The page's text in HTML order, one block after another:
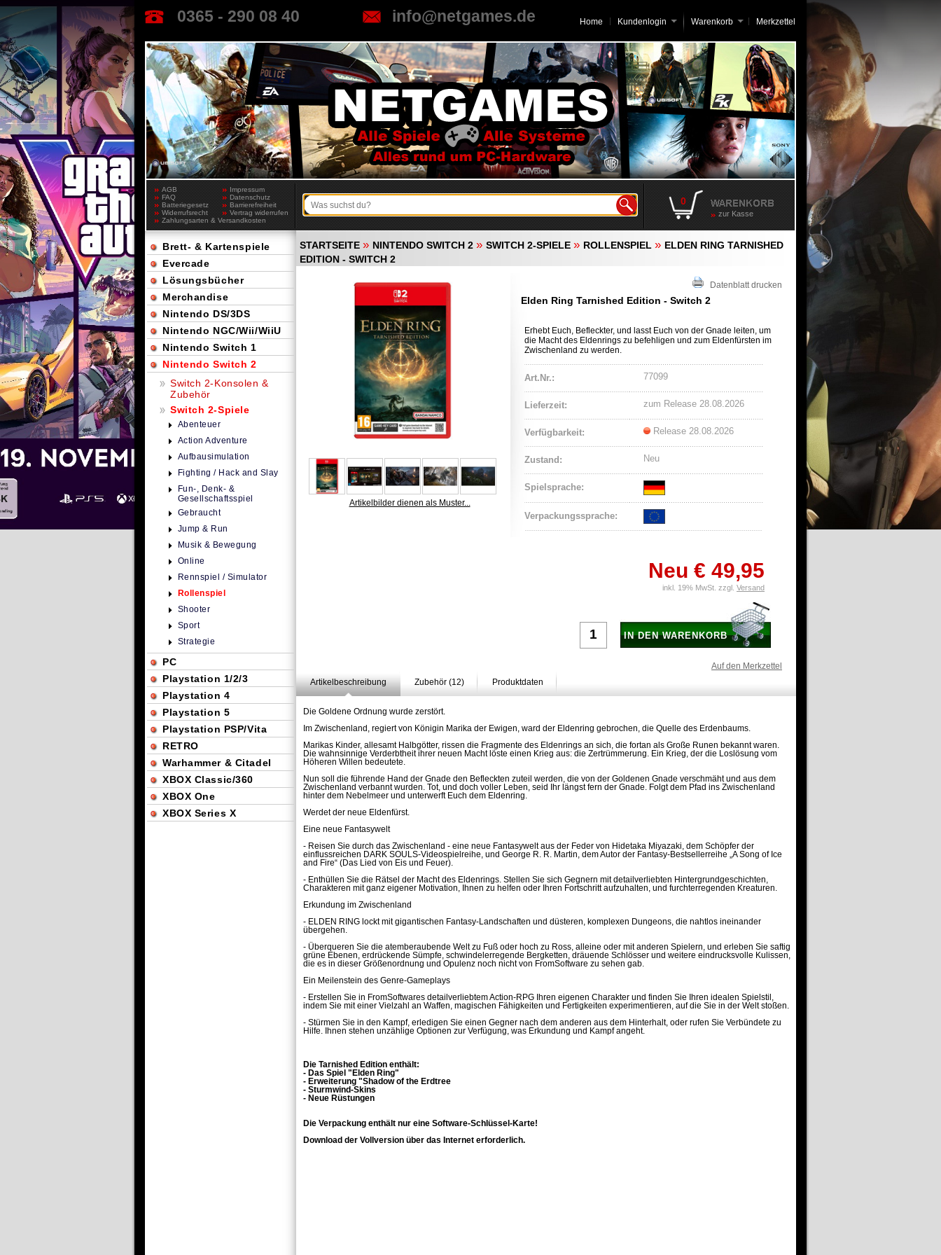
0365 - 290 08 40 info@netgames.de Home Kundenlogin Merkzettel
Warenkorb
AGB
Impressum
FAQ
Datenschutz
Batteriegesetz
Barrierefreiheit
Widerrufsrecht
Vertrag widerrufen
Zahlungsarten & Versandkosten
0
zur Kasse
STARTSEITE » NINTENDO SWITCH 2 » SWITCH 2-SPIELE » ROLLENSPIEL » ELDEN RING TARNISHED
EDITION - SWITCH 2
Artikelbilder dienen als Muster...
Datenblatt drucken
Elden Ring Tarnished Edition - Switch 2
Erhebt Euch, Befleckter, und lasst Euch von der Gnade leiten, um
die Macht des Eldenrings zu befehligen und zum Eldenfürsten im
Zwischenland zu werden.
Art.Nr.: 77099
Lieferzeit: zum Release 28.08.2026
Verfügbarkeit: Release 28.08.2026
Zustand: Neu
Spielsprache:
Verpackungssprache:
Neu € 49,95
inkl. 19% MwSt. zzgl. Versand
IN DEN WARENKORB
Auf den Merkzettel
Artikelbeschreibung
Zubehör (12) Produktdaten
Die Goldene Ordnung wurde zerstört.
Im Zwischenland, regiert von Königin Marika der Ewigen, ward der Eldenring gebrochen, die Quelle des Erdenbaums.
Marikas Kinder, allesamt Halbgötter, rissen die Fragmente des Eldenrings an sich, die fortan als Große Runen bekannt waren.
Die wahnsinnige Verderbtheit ihrer neuen Macht löste einen Krieg aus: die Zertrümmerung. Ein Krieg, der die Loslösung vom
Höheren Willen bedeutete.
Nun soll die führende Hand der Gnade den Befleckten zuteil werden, die von der Goldenen Gnade verschmäht und aus dem
Zwischenland verbannt wurden. Tot, und doch voller Leben, seid Ihr längst fern der Gnade. Folgt dem Pfad ins Zwischenland
hinter dem Nebelmeer und unterwerft Euch dem Eldenring.
Werdet der neue Eldenfürst.
Eine neue Fantasywelt
- Reisen Sie durch das Zwischenland - eine neue Fantasywelt aus der Feder von Hidetaka Miyazaki, dem Schöpfer der
einflussreichen DARK SOULS-Videospielreihe, und George R. R. Martin, dem Autor der Fantasy-Bestsellerreihe „A Song of Ice
and Fire“ (Das Lied von Eis und Feuer).
- Enthüllen Sie die Rätsel der Macht des Eldenrings. Stellen Sie sich Gegnern mit detailverliebten Hintergrundgeschichten,
Charakteren mit ganz eigener Motivation, Ihnen zu helfen oder Ihren Fortschritt aufzuhalten, und furchterregenden Kreaturen.
Erkundung im Zwischenland
- ELDEN RING lockt mit gigantischen Fantasy-Landschaften und düsteren, komplexen Dungeons, die nahtlos ineinander
übergehen.
- Überqueren Sie die atemberaubende Welt zu Fuß oder hoch zu Ross, alleine oder mit anderen Spielern, und erleben Sie saftig
grüne Ebenen, erdrückende Sümpfe, schwindelerregende Bergketten, dräuende Schlösser und weitere eindrucksvolle Kulissen,
die es in dieser Größenordnung und Opulenz noch nicht von FromSoftware zu sehen gab.
Ein Meilenstein des Genre-Gameplays
- Erstellen Sie in FromSoftwares detailverliebtem Action-RPG Ihren eigenen Charakter und finden Sie Ihren idealen Spielstil,
indem Sie mit einer Vielzahl an Waffen, magischen Fähigkeiten und Fertigkeiten experimentieren, auf die Sie in der Welt stoßen.
- Stürmen Sie in den Kampf, erledigen Sie einen Gegner nach dem anderen aus dem Hinterhalt, oder rufen Sie Verbündete zu
Hilfe. Ihnen stehen unzählige Optionen zur Verfügung, was Erkundung und Kampf angeht.
Die Tarnished Edition enthält:
- Das Spiel "Elden Ring"
- Erweiterung "Shadow of the Erdtree
- Sturmwind-Skins
- Neue Rüstungen
Die Verpackung enthält nur eine Software-Schlüssel-Karte!
Download der Vollversion über das Internet erforderlich.
Brett- & Kartenspiele
Evercade
Lösungsbücher
Merchandise
Nintendo DS/3DS
Nintendo NGC/Wii/WiiU
Nintendo Switch 1
Nintendo Switch 2
Switch 2-Konsolen &
Zubehör
Switch 2-Spiele
Abenteuer
Action Adventure
Aufbausimulation
Fighting / Hack and Slay
Fun-, Denk- &
Gesellschaftsspiel
Gebraucht
Jump & Run
Musik & Bewegung
Online
Rennspiel / Simulator
Rollenspiel
Shooter
Sport
Strategie
PC
Playstation 1/2/3
Playstation 4
Playstation 5
Playstation PSP/Vita
RETRO
Warhammer & Citadel
XBOX Classic/360
XBOX One
XBOX Series X